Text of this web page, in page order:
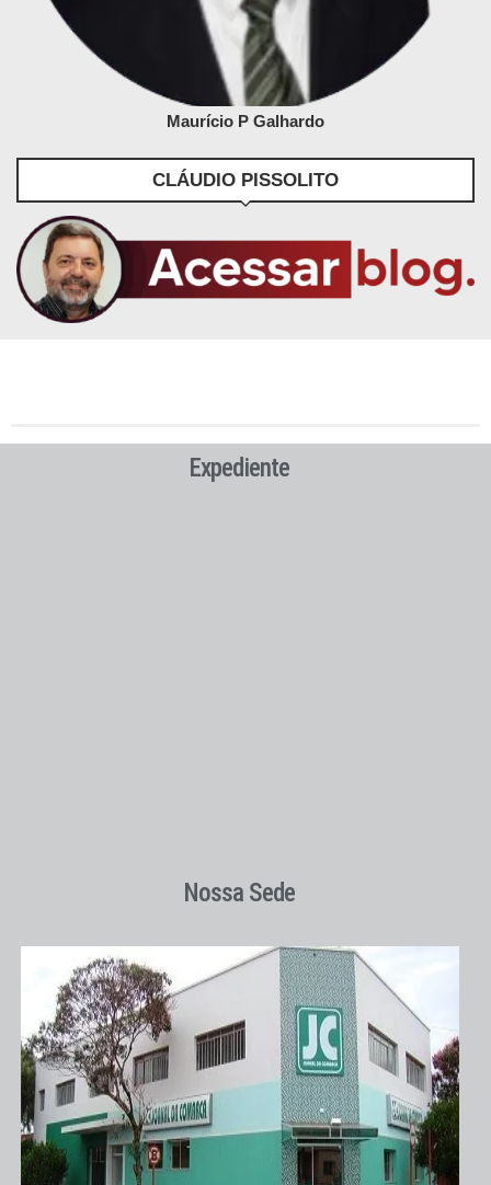
Maurício P Galhardo
CLÁUDIO PISSOLITO
Expediente
Nossa Sede